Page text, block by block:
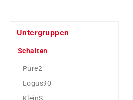
Untergruppen
Schalten
Pure21
Logus90
KleinSI